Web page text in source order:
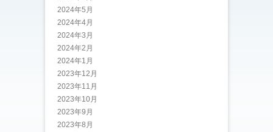
2024年5月
2024年4月
2024年3月
2024年2月
2024年1月
2023年12月
2023年11月
2023年10月
2023年9月
2023年8月